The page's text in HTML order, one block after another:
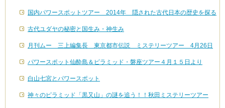
国内パワースポットツアー 2014年 隠された古代日本の歴史を探る
古代ユダヤの秘密と国生み・神生み
月刊ムー 三上編集長 東京都市伝説 ミステリーツアー 4月26日
パワースポット仙酔島＆ピラミッド・磐座ツアー４月１５日より
白山七宮とパワースポット
神々のピラミッド「黒又山」の謎を追う！！秋田ミステリーツアー